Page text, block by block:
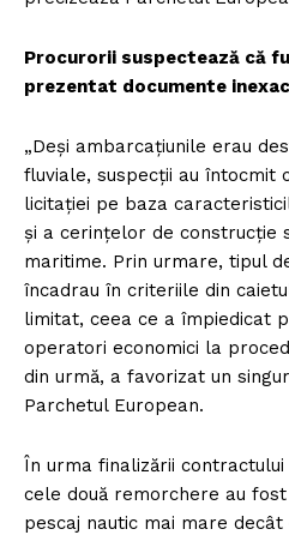
Procurorii suspectează că
prezentat documente
„Deşi ambarcaţiunile erau
fluviale, suspecţii au întocmit
licitaţiei pe baza
şi a cerinţelor de construcţie
maritime. Prin urmare, tipul
încadrau în criteriile din
limitat, ceea ce a împiedicat
operatori economici la
din urmă, a favorizat un
Parchetul European.
În urma finalizării
cele două remorchere au
pescaj nautic mai mare